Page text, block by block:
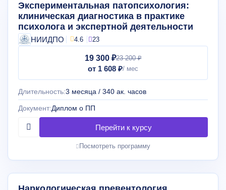
Экспериментальная патопсихология:
клиническая диагностика в практике
психолога и экспертной деятельности
НИИДПО 4.6 23
19 300 ₽23 200 ₽
от 1 608 ₽
Длительность:3 месяца / 340 ак. часов
Документ:Диплом о ПП
Посмотреть программу